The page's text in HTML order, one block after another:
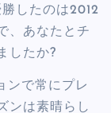
したのは2012
、あなたとチ
したか?
ンで常にプレ
ンは素晴らし